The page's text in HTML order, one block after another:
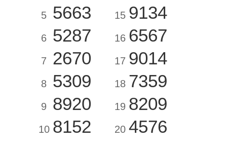
5 5663
6 5287
7 2670
8 5309
9 8920
10 8152
15 9134
16 6567
17 9014
18 7359
19 8209
20 4576